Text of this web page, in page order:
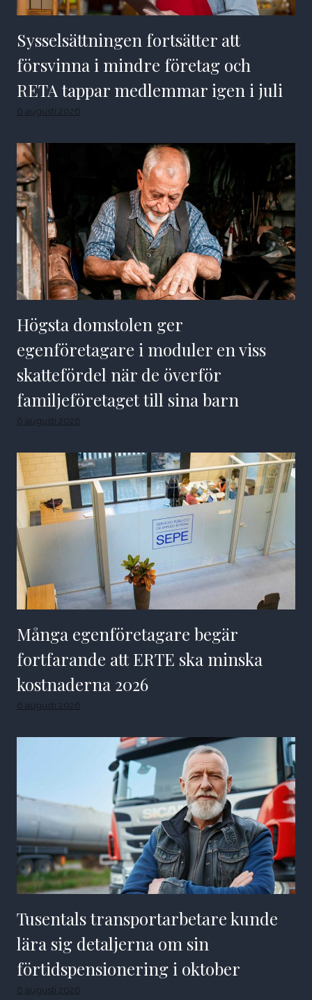
Sysselsättningen fortsätter att
försvinna i mindre företag och
RETA tappar medlemmar igen i juli
6 augusti 2026
Högsta domstolen ger
egenföretagare i moduler en viss
skattefördel när de överför
familjeföretaget till sina barn
6 augusti 2026
Många egenföretagare begär
fortfarande att ERTE ska minska
kostnaderna 2026
6 augusti 2026
Tusentals transportarbetare kunde
lära sig detaljerna om sin
förtidspensionering i oktober
6 augusti 2026